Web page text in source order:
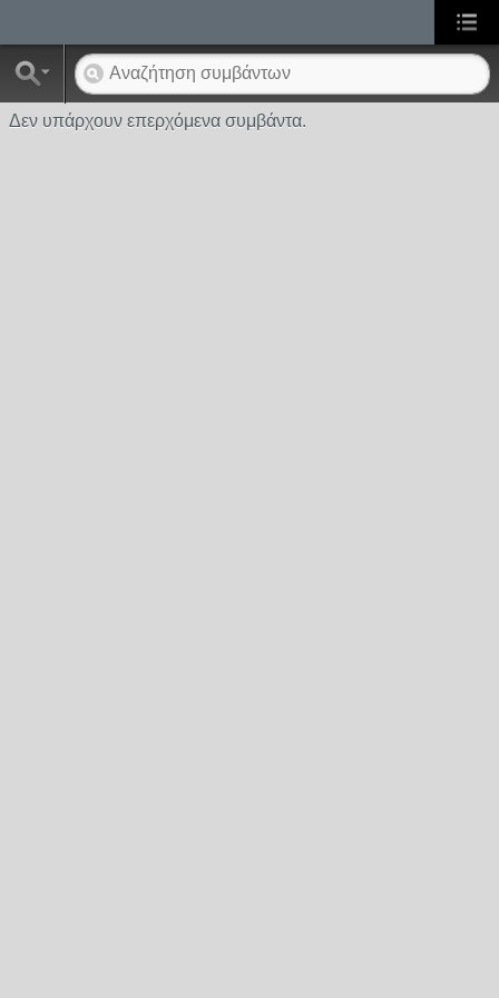
Δεν υπάρχουν επερχόμενα συμβάντα.